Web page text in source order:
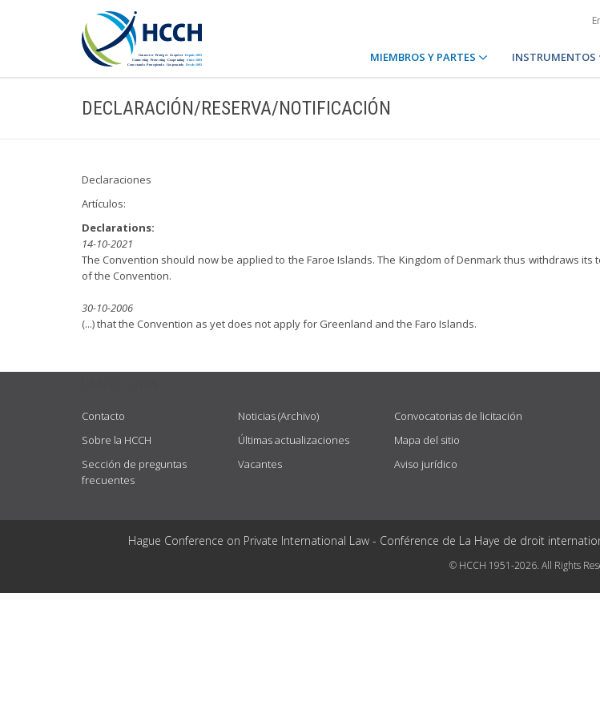
MIEMBROS Y PARTES INSTRUMENTOS
DECLARACIÓN/RESERVA/NOTIFICACIÓN
Declaraciones
Artículos:
Declarations:
14-10-2021
The Convention should now be applied to the Faroe Islands. The Kingdom of Denmark thus withdraws
of the Convention.
30-10-2006
(...) that the Convention as yet does not apply for Greenland and the Faro Islands.
Contacto
Sobre la HCCH
Sección de preguntas
frecuentes
Noticias (Archivo)
Últimas actualizaciones
Vacantes
Convocatorias de licitación
Mapa del sitio
Aviso jurídico
Hague Conference on Private International Law - Conférence de La Haye de droit
© HCCH 1951-2026. All Rights